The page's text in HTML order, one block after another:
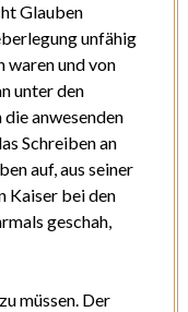
Glauben
unfähig
waren und von
unter den
anwesenden
Schreiben an
auf, aus seiner
Kaiser bei den
geschah,
müssen. Der